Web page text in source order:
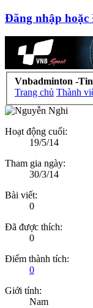
Đăng nhập
Vnbadminton -
Trang chủ Thành
Hoạt động cuối:
19/5/14
Tham gia ngày:
30/3/14
Bài viết:
0
Đã được thích:
0
Điểm thành tích:
0
Giới tính:
Nam